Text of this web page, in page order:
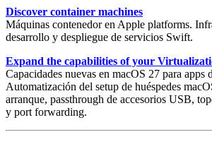
Discover container machines
Máquinas contenedoren Apple platforms.
desarrollo y despliegue de servicios Swift.
Expand the capabilities of your
Capacidades nuevas en macOS 27 para apps
Automatización del setup de huéspedes
arranque, passthrough de accesorios USB,
y port forwarding.